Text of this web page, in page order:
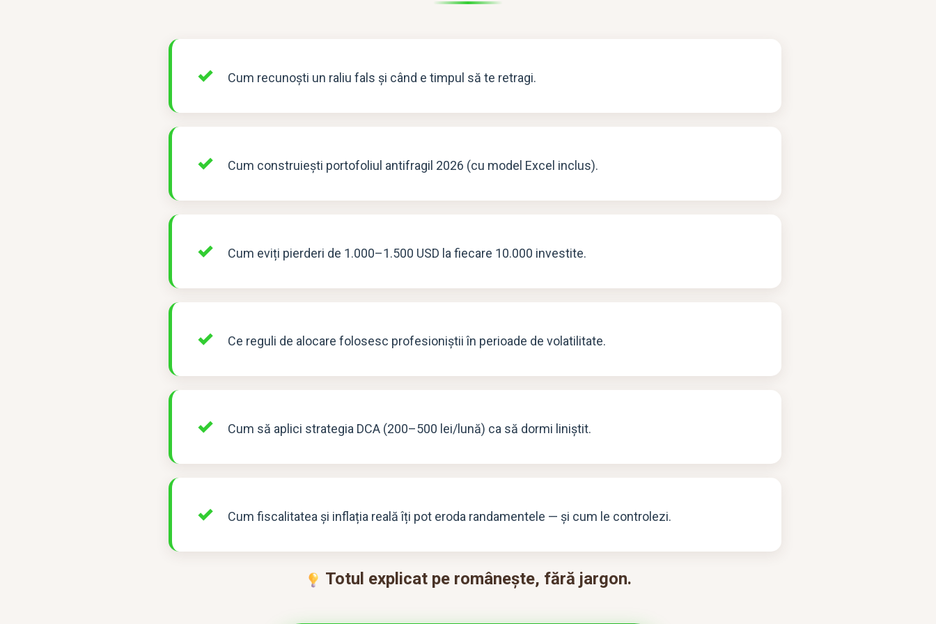
Cum recunoști un raliu fals și când e timpul să te retragi.
Cum construiești portofoliul antifragil 2026 (cu model Excel inclus).
Cum eviți pierderi de 1.000–1.500 USD la fiecare 10.000 investite.
Ce reguli de alocare folosesc profesioniștii în perioade de volatilitate.
Cum să aplici strategia DCA (200–500 lei/lună) ca să dormi liniștit.
Cum fiscalitatea și inflația reală îți pot eroda randamentele — și cum le controlezi.
Totul explicat pe românește, fără jargon.